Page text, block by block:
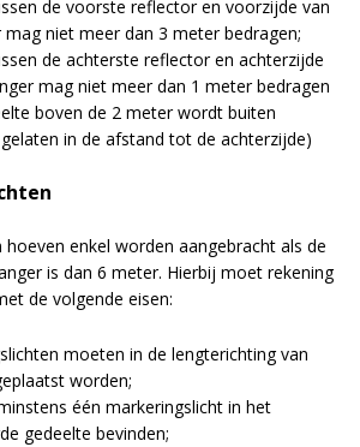
de voorste reflector en voorzijde van
mag niet meer dan 3 meter bedragen;
de achterste reflector en achterzijde
mag niet meer dan 1 meter bedragen
boven de 2 meter wordt buiten
in de afstand tot de achterzijde)
enkel worden aangebracht als de
is dan 6 meter. Hierbij moet rekening
de volgende eisen:
moeten in de lengterichting van
worden;
één markeringslicht in het
gedeelte bevinden;
hoogte van nieuwe product
en aanbiedingen, leuke
en ontdek de klantfoto van de
via de bevestigingsmail
ontvang je binnen een paar